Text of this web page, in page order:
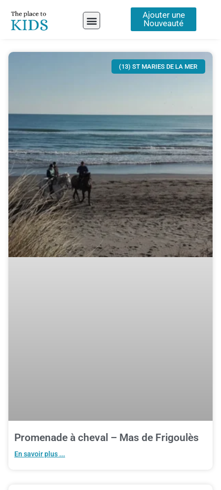
contenu
Ajouter une
Nouveauté
(13) ST MARIES DE LA MER
Promenade à cheval – Mas de Frigoulès
En savoir plus ...